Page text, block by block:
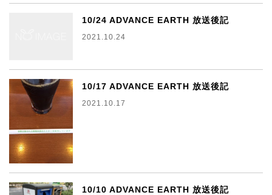
10/24 ADVANCE EARTH 放送後記
2021.10.24
10/17 ADVANCE EARTH 放送後記
2021.10.17
10/10 ADVANCE EARTH 放送後記